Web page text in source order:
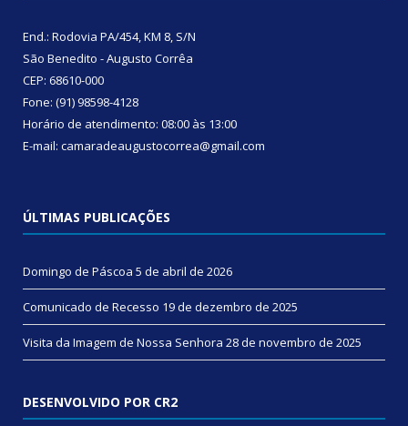
End.: Rodovia PA/454, KM 8, S/N
São Benedito - Augusto Corrêa
CEP: 68610-000
Fone: (91) 98598-4128
Horário de atendimento: 08:00 às 13:00
E-mail: camaradeaugustocorrea@gmail.com
ÚLTIMAS PUBLICAÇÕES
Domingo de Páscoa 5 de abril de 2026
Comunicado de Recesso 19 de dezembro de 2025
Visita da Imagem de Nossa Senhora 28 de novembro de 2025
DESENVOLVIDO POR CR2